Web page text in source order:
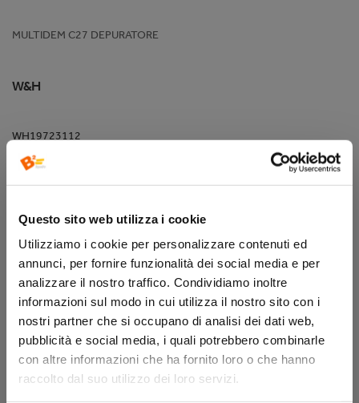
Questo sito web utilizza i cookie
Utilizziamo i cookie per personalizzare contenuti ed
annunci, per fornire funzionalità dei social media e per
analizzare il nostro traffico. Condividiamo inoltre
informazioni sul modo in cui utilizza il nostro sito con i
nostri partner che si occupano di analisi dei dati web,
pubblicità e social media, i quali potrebbero combinarle
con altre informazioni che ha fornito loro o che hanno
raccolto dal suo utilizzo dei loro servizi.
MULTIDEM C27 DEPURATORE
W&H
WH19723112
Descrizione